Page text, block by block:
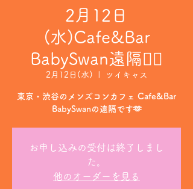
2月12日
(水)Cafe&Bar
BabySwan遠隔❤️‍🔥
2月12日(水) ツイキャス
東京・渋谷のメンズコンカフェ Cafe&Bar
BabySwanの遠隔です🫶
お申し込みの受付は終了しまし
た。
他のオーダーを見る